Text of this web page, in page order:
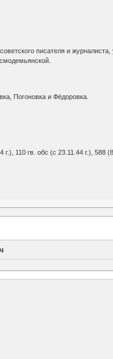
писателя и
Погоновка и Фёдоровка.
110 гв. обс (с 23.11.44 г.),